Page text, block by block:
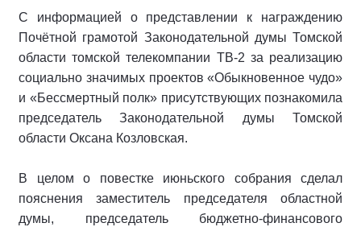
С информацией о представлении к награждению
Почётной грамотой Законодательной думы Томской
области томской телекомпании ТВ-2 за реализацию
социально значимых проектов «Обыкновенное чудо»
и «Бессмертный полк» присутствующих познакомила
председатель Законодательной думы Томской
области Оксана Козловская.
В целом о повестке июньского собрания сделал
пояснения заместитель председателя областной
думы, председатель бюджетно-финансового